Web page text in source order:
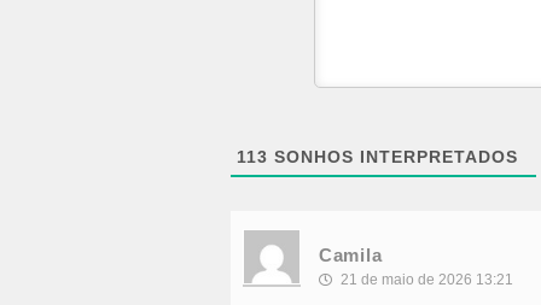
113 SONHOS INTERPRETADOS
Camila
21 de maio de 2026 13:21